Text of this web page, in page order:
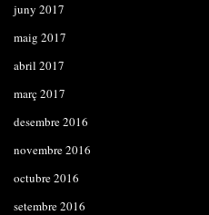
juny 2017
maig 2017
abril 2017
març 2017
desembre 2016
novembre 2016
octubre 2016
setembre 2016